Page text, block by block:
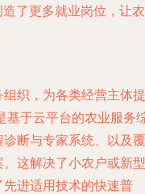
了更多就业岗位，让农
织，为各类经营主体提
基于云平台的农业服务
诊断与专家系统、以及覆
这解决了小农户或新型
进适用技术的快速普